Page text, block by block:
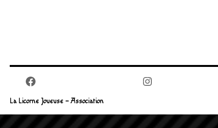
Facebook Instagram
La Licorne Joueuse – Association